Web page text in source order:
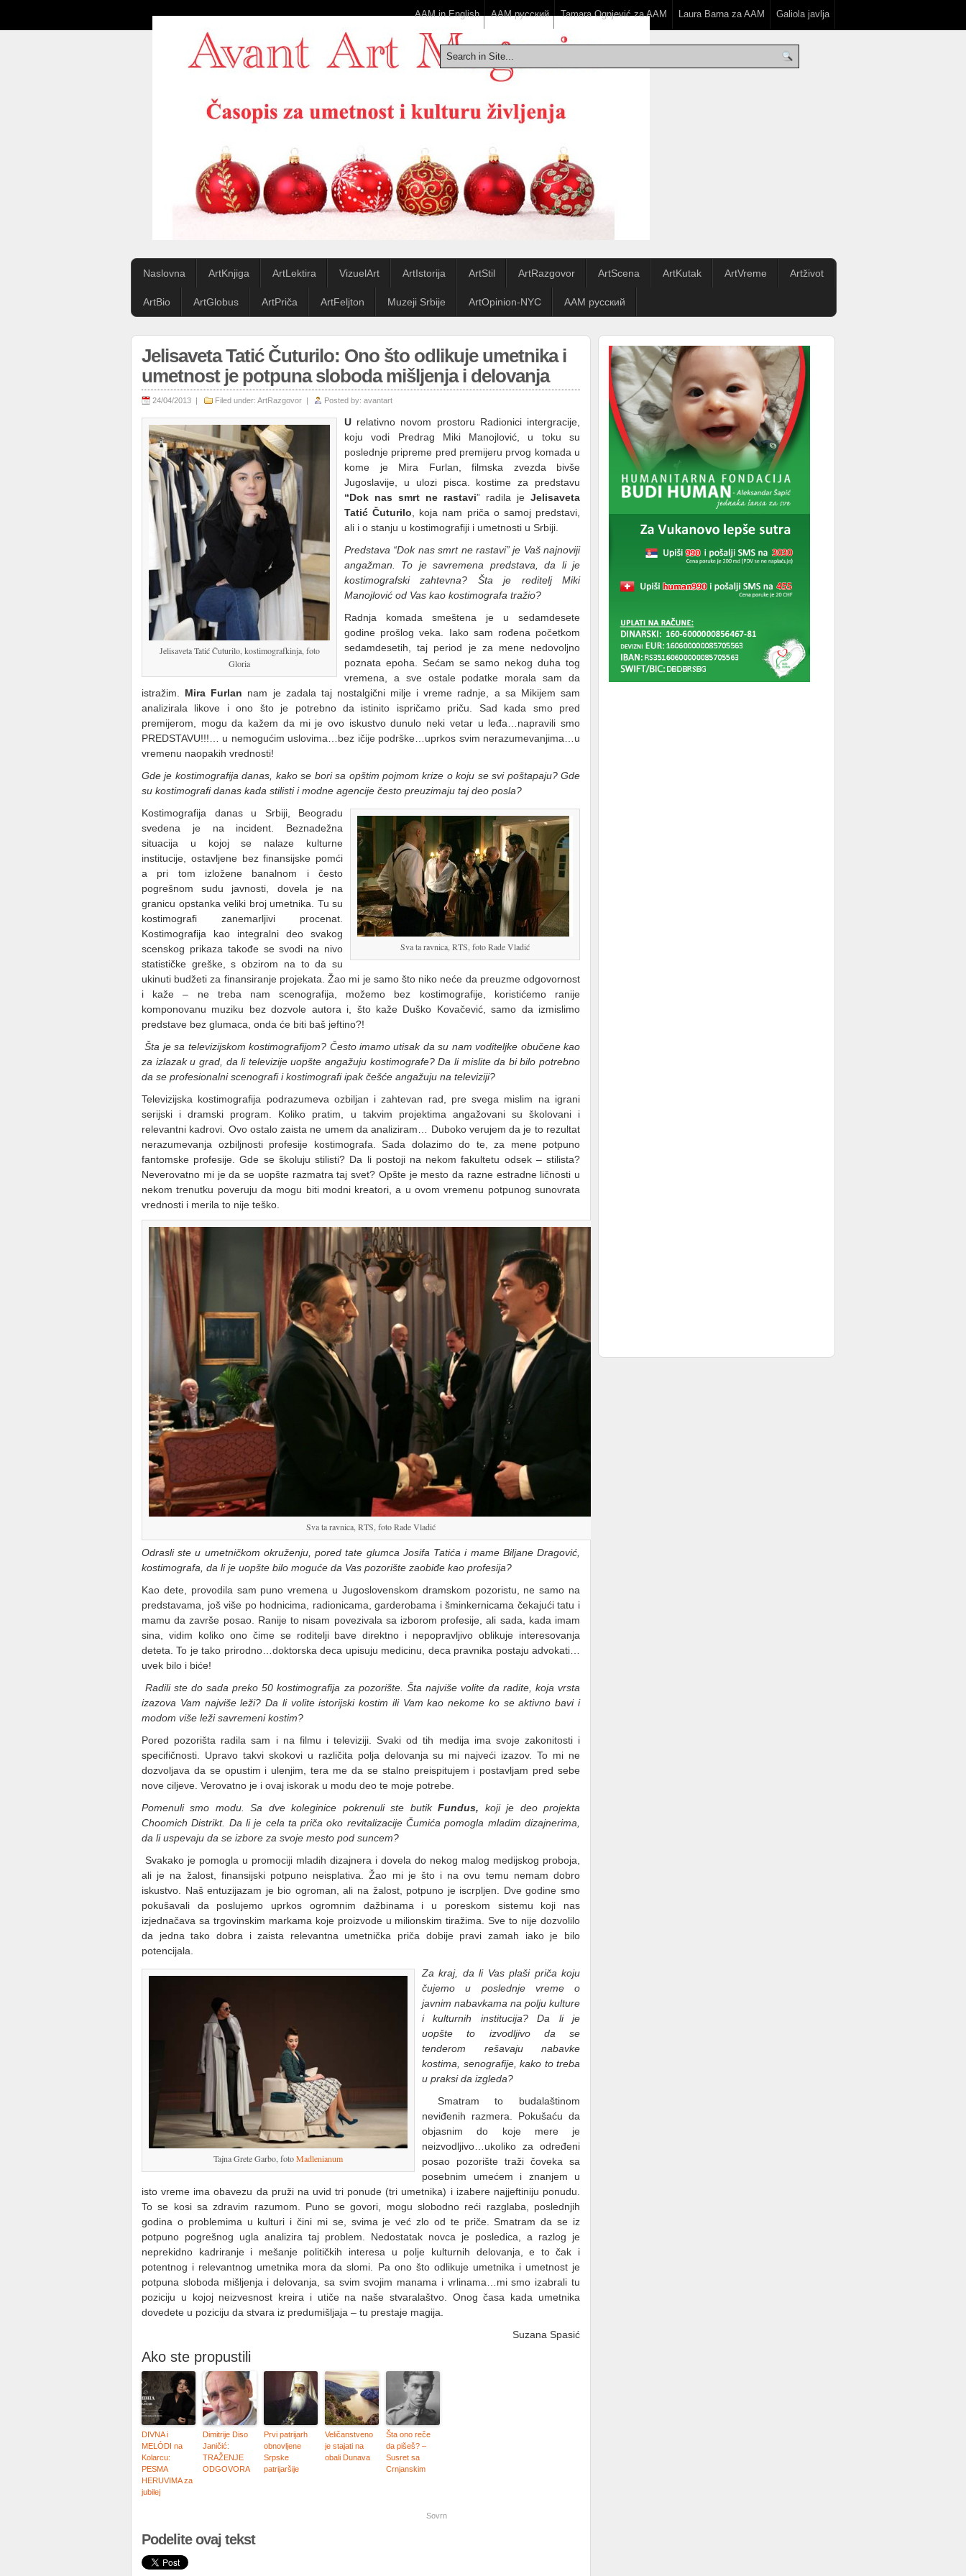
AAM in English ААМ русский Tamara Ognjević za AAM Laura Barna za AAM Galiola javlja
Naslovna ArtKnjiga ArtLektira VizuelArt ArtIstorija ArtStil ArtRazgovor ArtScena ArtKutak ArtVreme Artživot
ArtBio ArtGlobus ArtPriča ArtFeljton Muzeji Srbije ArtOpinion-NYC ААМ русский
Jelisaveta Tatić Čuturilo: Ono što odlikuje umetnika i
umetnost je potpuna sloboda mišljenja i delovanja
24/04/2013 | Filed under: ArtRazgovor | Posted by: avantart
Jelisaveta Tatić Čuturilo, kostimografkinja, foto
Gloria
U relativno novom prostoru Radionici intergracije,
koju vodi Predrag Miki Manojlović, u toku su
poslednje pripreme pred premijeru prvog komada u
kome je Mira Furlan, filmska zvezda bivše
Jugoslavije, u ulozi pisca. kostime za predstavu
“Dok nas smrt ne rastavi” radila je Jelisaveta
Tatić Čuturilo , koja nam priča o samoj predstavi,
ali i o stanju u kostimografiji i umetnosti u Srbiji.
Predstava “Dok nas smrt ne rastavi” je Vaš najnoviji
angažman. To je savremena predstava, da li je
kostimografski zahtevna? Šta je reditelj Miki
Manojlović od Vas kao kostimografa tražio?
Radnja komada smeštena je u sedamdesete
godine prošlog veka. Iako sam rođena početkom
sedamdesetih, taj period je za mene nedovoljno
poznata epoha. Sećam se samo nekog duha tog
vremena, a sve ostale podatke morala sam da
istražim. Mira Furlan nam je zadala taj nostalgični milje i vreme radnje, a sa Mikijem sam
analizirala likove i ono što je potrebno da istinito ispričamo priču. Sad kada smo pred
premijerom, mogu da kažem da mi je ovo iskustvo dunulo neki vetar u leđa…napravili smo
PREDSTAVU!!!… u nemogućim uslovima…bez ičije podrške…uprkos svim nerazumevanjima…u
vremenu naopakih vrednosti!
Gde je kostimografija danas, kako se bori sa opštim pojmom krize o koju se svi poštapaju? Gde
su kostimografi danas kada stilisti i modne agencije često preuzimaju taj deo posla?
Sva ta ravnica, RTS, foto Rade Vladić
Kostimografija danas u Srbiji, Beogradu
svedena je na incident. Beznadežna
situacija u kojoj se nalaze kulturne
institucije, ostavljene bez finansijske pomći
a pri tom izložene banalnom i često
pogrešnom sudu javnosti, dovela je na
granicu opstanka veliki broj umetnika. Tu su
kostimografi zanemarljivi procenat.
Kostimografija kao integralni deo svakog
scenskog prikaza takođe se svodi na nivo
statističke greške, s obzirom na to da su
ukinuti budžeti za finansiranje projekata. Žao mi je samo što niko neće da preuzme odgovornost
i kaže – ne treba nam scenografija, možemo bez kostimografije, koristićemo ranije
komponovanu muziku bez dozvole autora i, što kaže Duško Kovačević, samo da izmislimo
predstave bez glumaca, onda će biti baš jeftino?!
Šta je sa televizijskom kostimografijom? Često imamo utisak da su nam voditeljke obučene kao
za izlazak u grad, da li televizije uopšte angažuju kostimografe? Da li mislite da bi bilo potrebno
da se profesionalni scenografi i kostimografi ipak češće angažuju na televiziji?
Televizijska kostimografija podrazumeva ozbiljan i zahtevan rad, pre svega mislim na igrani
serijski i dramski program. Koliko pratim, u takvim projektima angažovani su školovani i
relevantni kadrovi. Ovo ostalo zaista ne umem da analiziram… Duboko verujem da je to rezultat
nerazumevanja ozbiljnosti profesije kostimografa. Sada dolazimo do te, za mene potpuno
fantomske profesije. Gde se školuju stilisti? Da li postoji na nekom fakultetu odsek – stilista?
Neverovatno mi je da se uopšte razmatra taj svet? Opšte je mesto da razne estradne ličnosti u
nekom trenutku poveruju da mogu biti modni kreatori, a u ovom vremenu potpunog sunovrata
vrednosti i merila to nije teško.
Sva ta ravnica, RTS, foto Rade Vladić
Odrasli ste u umetničkom okruženju, pored tate glumca Josifa Tatića i mame Biljane Dragović,
kostimografa, da li je uopšte bilo moguće da Vas pozorište zaobiđe kao profesija?
Kao dete, provodila sam puno vremena u Jugoslovenskom dramskom pozoristu, ne samo na
predstavama, još više po hodnicima, radionicama, garderobama i šminkernicama čekajući tatu i
mamu da završe posao. Ranije to nisam povezivala sa izborom profesije, ali sada, kada imam
sina, vidim koliko ono čime se roditelji bave direktno i nepopravljivo oblikuje interesovanja
deteta. To je tako prirodno…doktorska deca upisuju medicinu, deca pravnika postaju advokati…
uvek bilo i biće!
Radili ste do sada preko 50 kostimografija za pozorište. Šta najviše volite da radite, koja vrsta
izazova Vam najviše leži? Da li volite istorijski kostim ili Vam kao nekome ko se aktivno bavi i
modom više leži savremeni kostim?
Pored pozorišta radila sam i na filmu i televiziji. Svaki od tih medija ima svoje zakonitosti i
specifičnosti. Upravo takvi skokovi u različita polja delovanja su mi najveći izazov. To mi ne
dozvoljava da se opustim i ulenjim, tera me da se stalno preispitujem i postavljam pred sebe
nove ciljeve. Verovatno je i ovaj iskorak u modu deo te moje potrebe.
Pomenuli smo modu. Sa dve koleginice pokrenuli ste butikFundus, koji je deo projekta
Choomich Distrikt. Da li je cela ta priča oko revitalizacije Čumića pomogla mladim dizajnerima,
da li uspevaju da se izbore za svoje mesto pod suncem?
Svakako je pomogla u promociji mladih dizajnera i dovela do nekog malog medijskog proboja,
ali je na žalost, finansijski potpuno neisplativa. Žao mi je što i na ovu temu nemam dobro
iskustvo. Naš entuzijazam je bio ogroman, ali na žalost, potpuno je iscrpljen. Dve godine smo
pokušavali da poslujemo uprkos ogromnim dažbinama i u poreskom sistemu koji nas
izjednačava sa trgovinskim markama koje proizvode u milionskim tiražima. Sve to nije dozvolilo
da jedna tako dobra i zaista relevantna umetnička priča dobije pravi zamah iako je bilo
potencijala.
Tajna Grete Garbo, fotoMadlenianum
Za kraj, da li Vas plaši priča koju
čujemo u poslednje vreme o
javnim nabavkama na polju kulture
i kulturnih institucija? Da li je
uopšte to izvodljivo da se
tenderom rešavaju nabavke
kostima, senografije, kako to treba
u praksi da izgleda?
Smatram to budalaštinom
neviđenih razmera. Pokušaću da
objasnim do koje mere je
neizvodljivo…ukoliko za određeni
posao pozorište traži čoveka sa
posebnim umećem i znanjem u
isto vreme ima obavezu da pruži na uvid tri ponude (tri umetnika) i izabere najjeftiniju ponudu.
To se kosi sa zdravim razumom. Puno se govori, mogu slobodno reći razglaba, poslednjih
godina o problemima u kulturi i čini mi se, svima je već zlo od te priče. Smatram da se iz
potpuno pogrešnog ugla analizira taj problem. Nedostatak novca je posledica, a razlog je
neprekidno kadriranje i mešanje političkih interesa u polje kulturnih delovanja, e to čak i
potentnog i relevantnog umetnika mora da slomi. Pa ono što odlikuje umetnika i umetnost je
potpuna sloboda mišljenja i delovanja, sa svim svojim manama i vrlinama…mi smo izabrali tu
poziciju u kojoj neizvesnost kreira i utiče na naše stvaralaštvo. Onog časa kada umetnika
dovedete u poziciju da stvara iz predumišljaja – tu prestaje magija.
Suzana Spasić
Ako ste propustili
DIVNA i
MELÓDI na
Kolarcu:
PESMA
HERUVIMA za
jubilej
Dimitrije Diso
Janičić:
TRAŽENJE
ODGOVORA
Prvi patrijarh
obnovljene
Srpske
patrijaršije
Veličanstveno
je stajati na
obali Dunava
Šta ono reče
da pišeš? –
Susret sa
Crnjanskim
Sovrn
Podelite ovaj tekst